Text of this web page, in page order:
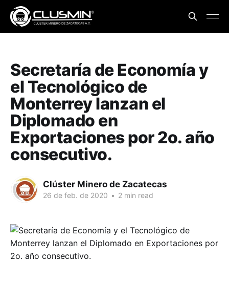
Secretaría de Economía y
el Tecnológico de
Monterrey lanzan el
Diplomado en
Exportaciones por 2o. año
consecutivo.
Clúster Minero de Zacatecas
26 de feb. de 2020 • 2 min read